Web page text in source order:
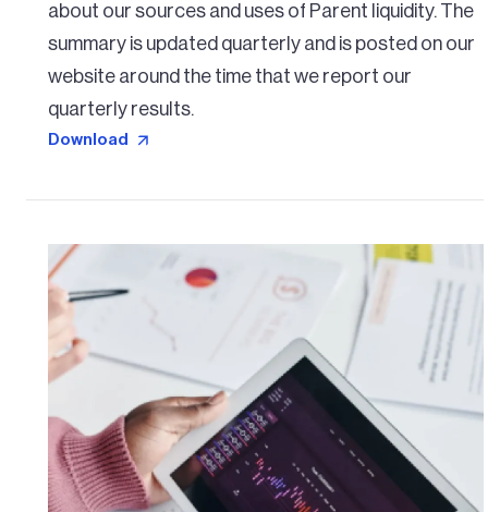
about our sources and uses of Parent liquidity. The
summary is updated quarterly and is posted on our
website around the time that we report our
quarterly results.
Download